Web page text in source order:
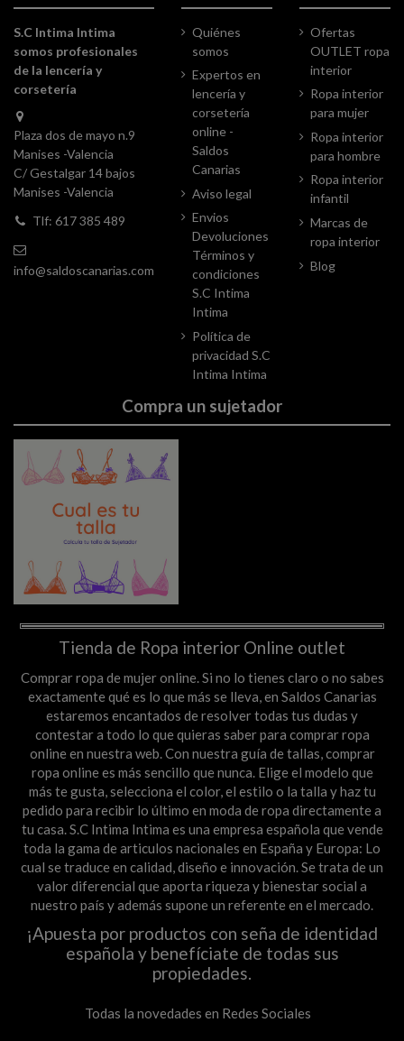
S.C Intima Intima
somos profesionales
de la lencería y
corsetería
Plaza dos de mayo n.9
Manises -Valencia
C/ Gestalgar 14 bajos
Manises -Valencia
Tlf: 617 385 489
info@saldoscanarias.com
Quiénes
somos
Expertos en
lencería y
corsetería
online -
Saldos
Canarias
Aviso legal
Envios
Devoluciones
Términos y
condiciones
S.C Intima
Intima
Política de
privacidad S.C
Intima Intima
Ofertas
OUTLET ropa
interior
Ropa interior
para mujer
Ropa interior
para hombre
Ropa interior
infantil
Marcas de
ropa interior
Blog
Compra un sujetador
Tienda de Ropa interior Online outlet
Comprar ropa de mujer online. Si no lo tienes claro o no sabes
exactamente qué es lo que más se lleva, en Saldos Canarias
estaremos encantados de resolver todas tus dudas y
contestar a todo lo que quieras saber para comprar ropa
online en nuestra web. Con nuestra guía de tallas, comprar
ropa online es más sencillo que nunca. Elige el modelo que
más te gusta, selecciona el color, el estilo o la talla y haz tu
pedido para recibir lo último en moda de ropa directamente a
tu casa. S.C Intima Intima es una empresa española que vende
toda la gama de articulos nacionales en España y Europa: Lo
cual se traduce en calidad, diseño e innovación. Se trata de un
valor diferencial que aporta riqueza y bienestar social a
nuestro país y además supone un referente en el mercado.
¡Apuesta por productos con seña de identidad
española y benefíciate de todas sus
propiedades.
Todas la novedades en Redes Sociales